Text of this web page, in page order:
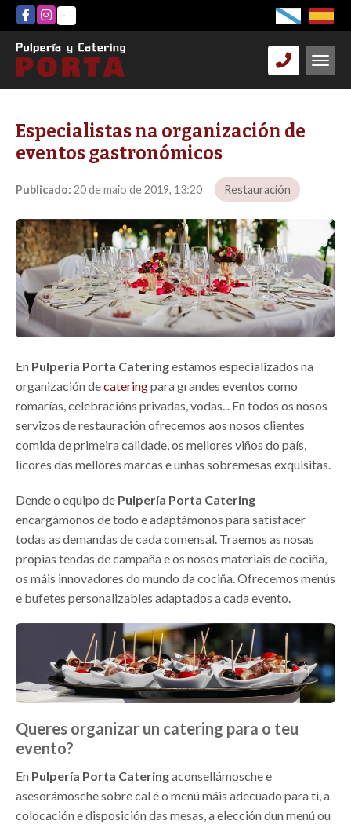
Especialistas na organización de
eventos gastronómicos
Publicado: 20 de maio de 2019, 13:20 Restauración
En Pulpería Porta Cateringestamos especializados na
organización decateringpara grandes eventos como
romarías, celebracións privadas, vodas... En todos os nosos
servizos de restauración ofrecemos aos nosos clientes
comida de primeira calidade, os mellores viños do país,
licores das mellores marcas e unhas sobremesas exquisitas.
Dende o equipo de Pulpería Porta Catering
encargámonos de todo e adaptámonos para satisfacer
todas as demandas de cada comensal. Traemos as nosas
propias tendas de campaña e os nosos materiais de cociña,
os máis innovadores do mundo da cociña. Ofrecemos menús
e bufetes personalizables adaptados a cada evento.
Queres organizar un catering para o teu
evento?
En Pulpería Porta Cateringaconsellámosche e
asesorámosche sobre cal é o menú máis adecuado para ti, a
colocación e disposición das mesas, a elección dun menú ou